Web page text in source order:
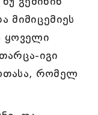
მიმიცემიეს
ყოველი
იგი
რომელ